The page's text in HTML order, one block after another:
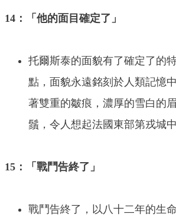
14：「他的面目確定了」
托爾斯泰的面貌有了確定了的
點，面貌永遠銘刻於人類記憶
著雙重的皺痕，濃厚的雪白的
鬚，令人想起法國東部第戎城中
15：「戰鬥告終了」
戰鬥告終了，以八十二年的生